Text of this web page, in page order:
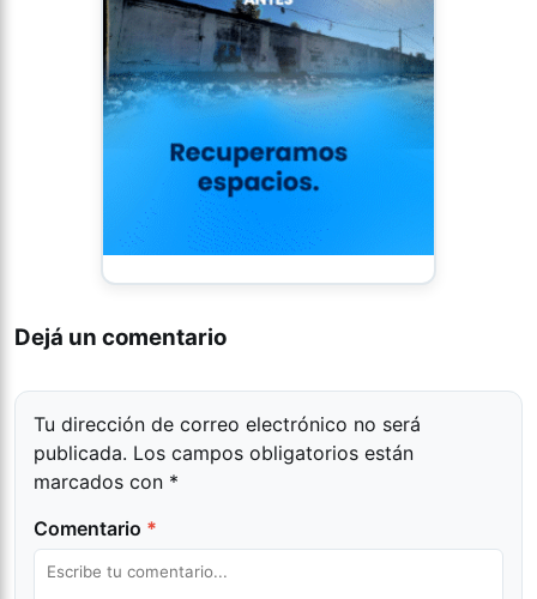
Dejá un comentario
Tu dirección de correo electrónico no será
publicada. Los campos obligatorios están
marcados con *
Comentario *